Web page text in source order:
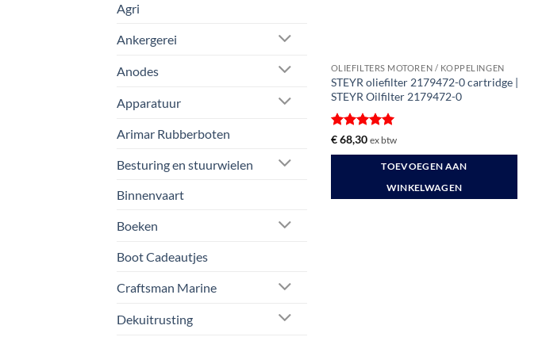
Agri
Ankergerei
Anodes
Apparatuur
Arimar Rubberboten
Besturing en stuurwielen
Binnenvaart
Boeken
Boot Cadeautjes
Craftsman Marine
Dekuitrusting
OLIEFILTERS MOTOREN / KOPPELINGEN
STEYR oliefilter 2179472-0 cartridge |
STEYR Oilfilter 2179472-0
Gewaardeerd
€68,30 ex btw
TOEVOEGEN AAN
WINKELWAGEN